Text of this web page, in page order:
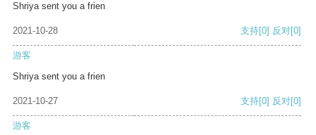
Shriya sent you a frien
2021-10-28 支持[0] 反对[0]
游客
Shriya sent you a frien
2021-10-27 支持[0] 反对[0]
游客